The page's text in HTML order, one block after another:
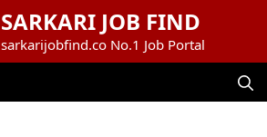
SARKARI JOB FIND
sarkarijobfind.co No.1 Job Portal